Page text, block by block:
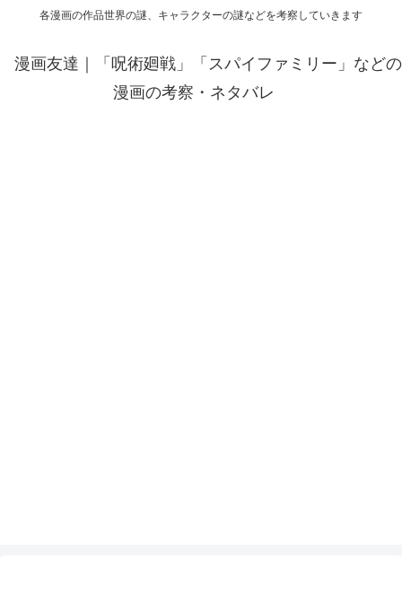
各漫画の作品世界の謎、キャラクターの謎などを考察していきます
漫画友達｜「呪術廻戦」「スパイファミリー」などの
漫画の考察・ネタバレ